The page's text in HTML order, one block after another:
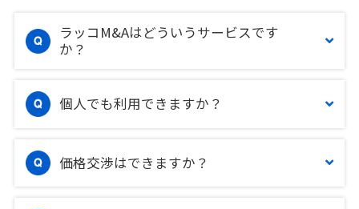
ラッコM&Aはどういうサービスです
か？
個人でも利用できますか？
価格交渉はできますか？